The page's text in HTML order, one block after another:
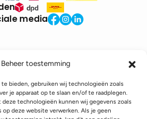
Beheer toestemming
bieden, gebruiken wij technologieën zoals
je apparaat op te slaan en/of te raadplegen.
technologieën kunnen wij gegevens zoals
op deze website verwerken. Als je geen
media